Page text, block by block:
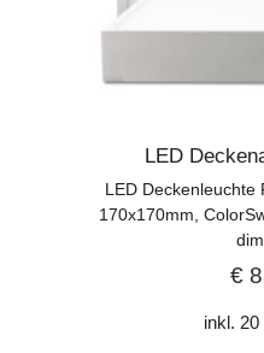
LED
LED Deckenleuchte
170x170mm,
€
inkl.